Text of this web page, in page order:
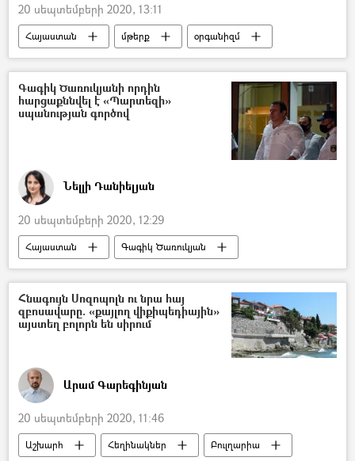
20 սեպտեմբերի 2020, 13:11
Հայաստան մթերք
օրգանիզմ
կոնֆետ
Գագիկ Ծառուկյանի որդին
հարցաքննվել է «Պարտեզի»
սպանության գործով
Նելլի Դանիելյան
20 սեպտեմբերի 2020, 12:29
Հայաստան
Գագիկ Ծառուկյան
Նվեր Ծառուկյան
Քրեական գործ
Հնագույն Սոզոպոլն ու նրա հայ
զբոսավարը. «քայլող վիքիպեդիային»
այստեղ բոլորն են սիրում
Արամ Գարեգինյան
20 սեպտեմբերի 2020, 11:46
Աշխարհ Հեղինակներ
Բուլղարիա